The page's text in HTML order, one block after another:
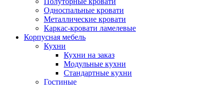
Односпальные кровати
Металлические кровати
Каркас-кровати ламелевые
Корпусная мебель
Кухни
Кухни на заказ
Модульные кухни
Стандартные кухни
Гостиные